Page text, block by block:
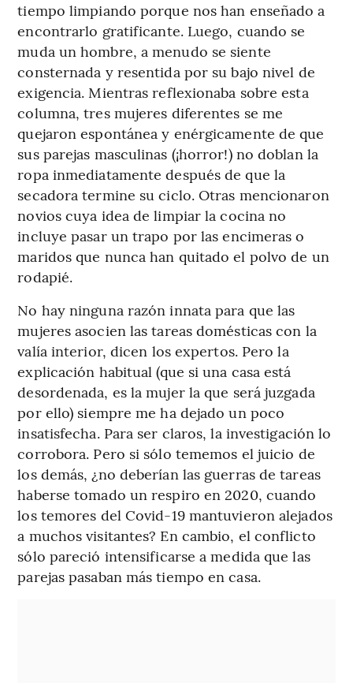
tiempo limpiando porque nos han enseñado a
encontrarlo gratificante. Luego, cuando se
muda un hombre, a menudo se siente
consternada y resentida por su bajo nivel de
exigencia. Mientras reflexionaba sobre esta
columna, tres mujeres diferentes se me
quejaron espontánea y enérgicamente de que
sus parejas masculinas (¡horror!) no doblan la
ropa inmediatamente después de que la
secadora termine su ciclo. Otras mencionaron
novios cuya idea de limpiar la cocina no
incluye pasar un trapo por las encimeras o
maridos que nunca han quitado el polvo de un
rodapié.
No hay ninguna razón innata para que las
mujeres asocien las tareas domésticas con la
valía interior, dicen los expertos. Pero la
explicación habitual (que si una casa está
desordenada, es la mujer la que será juzgada
por ello) siempre me ha dejado un poco
insatisfecha. Para ser claros, la investigación lo
corrobora. Pero si sólo tememos el juicio de
los demás, ¿no deberían las guerras de tareas
haberse tomado un respiro en 2020, cuando
los temores del Covid-19 mantuvieron alejados
a muchos visitantes? En cambio, el conflicto
sólo pareció intensificarse a medida que las
parejas pasaban más tiempo en casa.